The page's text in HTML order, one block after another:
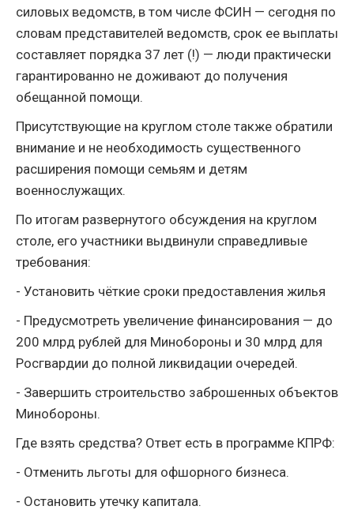
силовых ведомств, в том числе ФСИН — сегодня по
словам представителей ведомств, срок ее выплаты
составляет порядка 37 лет (!) — люди практически
гарантированно не доживают до получения
обещанной помощи.
Присутствующие на круглом столе также обратили
внимание и не необходимость существенного
расширения помощи семьям и детям
военнослужащих.
По итогам развернутого обсуждения на круглом
столе, его участники выдвинули справедливые
требования:
- Установить чёткие сроки предоставления жилья
- Предусмотреть увеличение финансирования — до
200 млрд рублей для Минобороны и 30 млрд для
Росгвардии до полной ликвидации очередей.
- Завершить строительство заброшенных объектов
Минобороны.
Где взять средства? Ответ есть в программе КПРФ:
- Отменить льготы для офшорного бизнеса.
- Остановить утечку капитала.